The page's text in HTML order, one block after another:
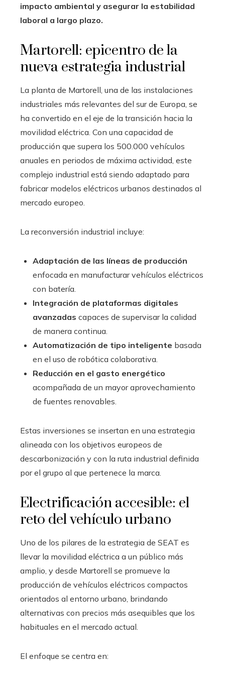
impacto ambiental y asegurar la estabilidad
laboral a largo plazo.
Martorell: epicentro de la
nueva estrategia industrial
La planta de Martorell, una de las instalaciones
industriales más relevantes del sur de Europa, se
ha convertido en el eje de la transición hacia la
movilidad eléctrica. Con una capacidad de
producción que supera los 500.000 vehículos
anuales en periodos de máxima actividad, este
complejo industrial está siendo adaptado para
fabricar modelos eléctricos urbanos destinados al
mercado europeo.
La reconversión industrial incluye:
Adaptación de las líneas de producción
enfocada en manufacturar vehículos eléctricos
con batería.
Integración de plataformas digitales
avanzadas capaces de supervisar la calidad
de manera continua.
Automatización de tipo inteligente basada
en el uso de robótica colaborativa.
Reducción en el gasto energético
acompañada de un mayor aprovechamiento
de fuentes renovables.
Estas inversiones se insertan en una estrategia
alineada con los objetivos europeos de
descarbonización y con la ruta industrial definida
por el grupo al que pertenece la marca.
Electrificación accesible: el
reto del vehículo urbano
Uno de los pilares de la estrategia de SEAT es
llevar la movilidad eléctrica a un público más
amplio, y desde Martorell se promueve la
producción de vehículos eléctricos compactos
orientados al entorno urbano, brindando
alternativas con precios más asequibles que los
habituales en el mercado actual.
El enfoque se centra en: